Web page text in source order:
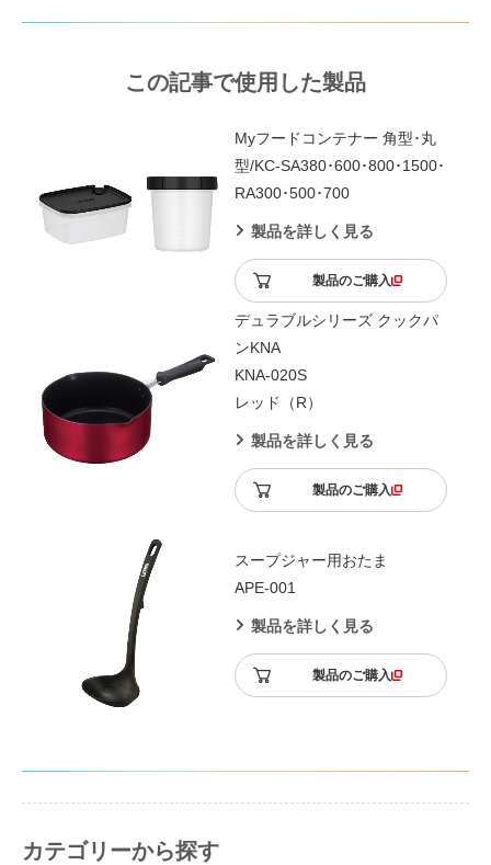
この記事で使用した製品
Myフードコンテナー 角型･丸
型/KC-SA380･600･800･1500･
RA300･500･700
製品を詳しく見る
製品のご購入
デュラブルシリーズ クックパ
ンKNA
KNA-020S
レッド（R）
製品を詳しく見る
製品のご購入
スープジャー用おたま
APE-001
製品を詳しく見る
製品のご購入
カテゴリーから探す